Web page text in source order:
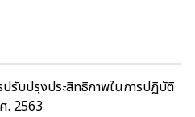
ปรับปรุงประสิทธิภาพในการปฏิบัติ
. 2563